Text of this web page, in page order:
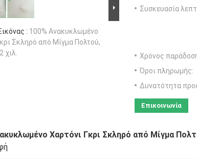
: 100% Ανακυκλωμένο
Σκληρό από Μίγμα Πολτού,
χιλ.
Συσκευασία
Χρόνος
Όροι πληρωμής:
Δυνατότητα
Επικοινωνία
Χαρτόνι Γκρι Σκληρό από Μίγμα